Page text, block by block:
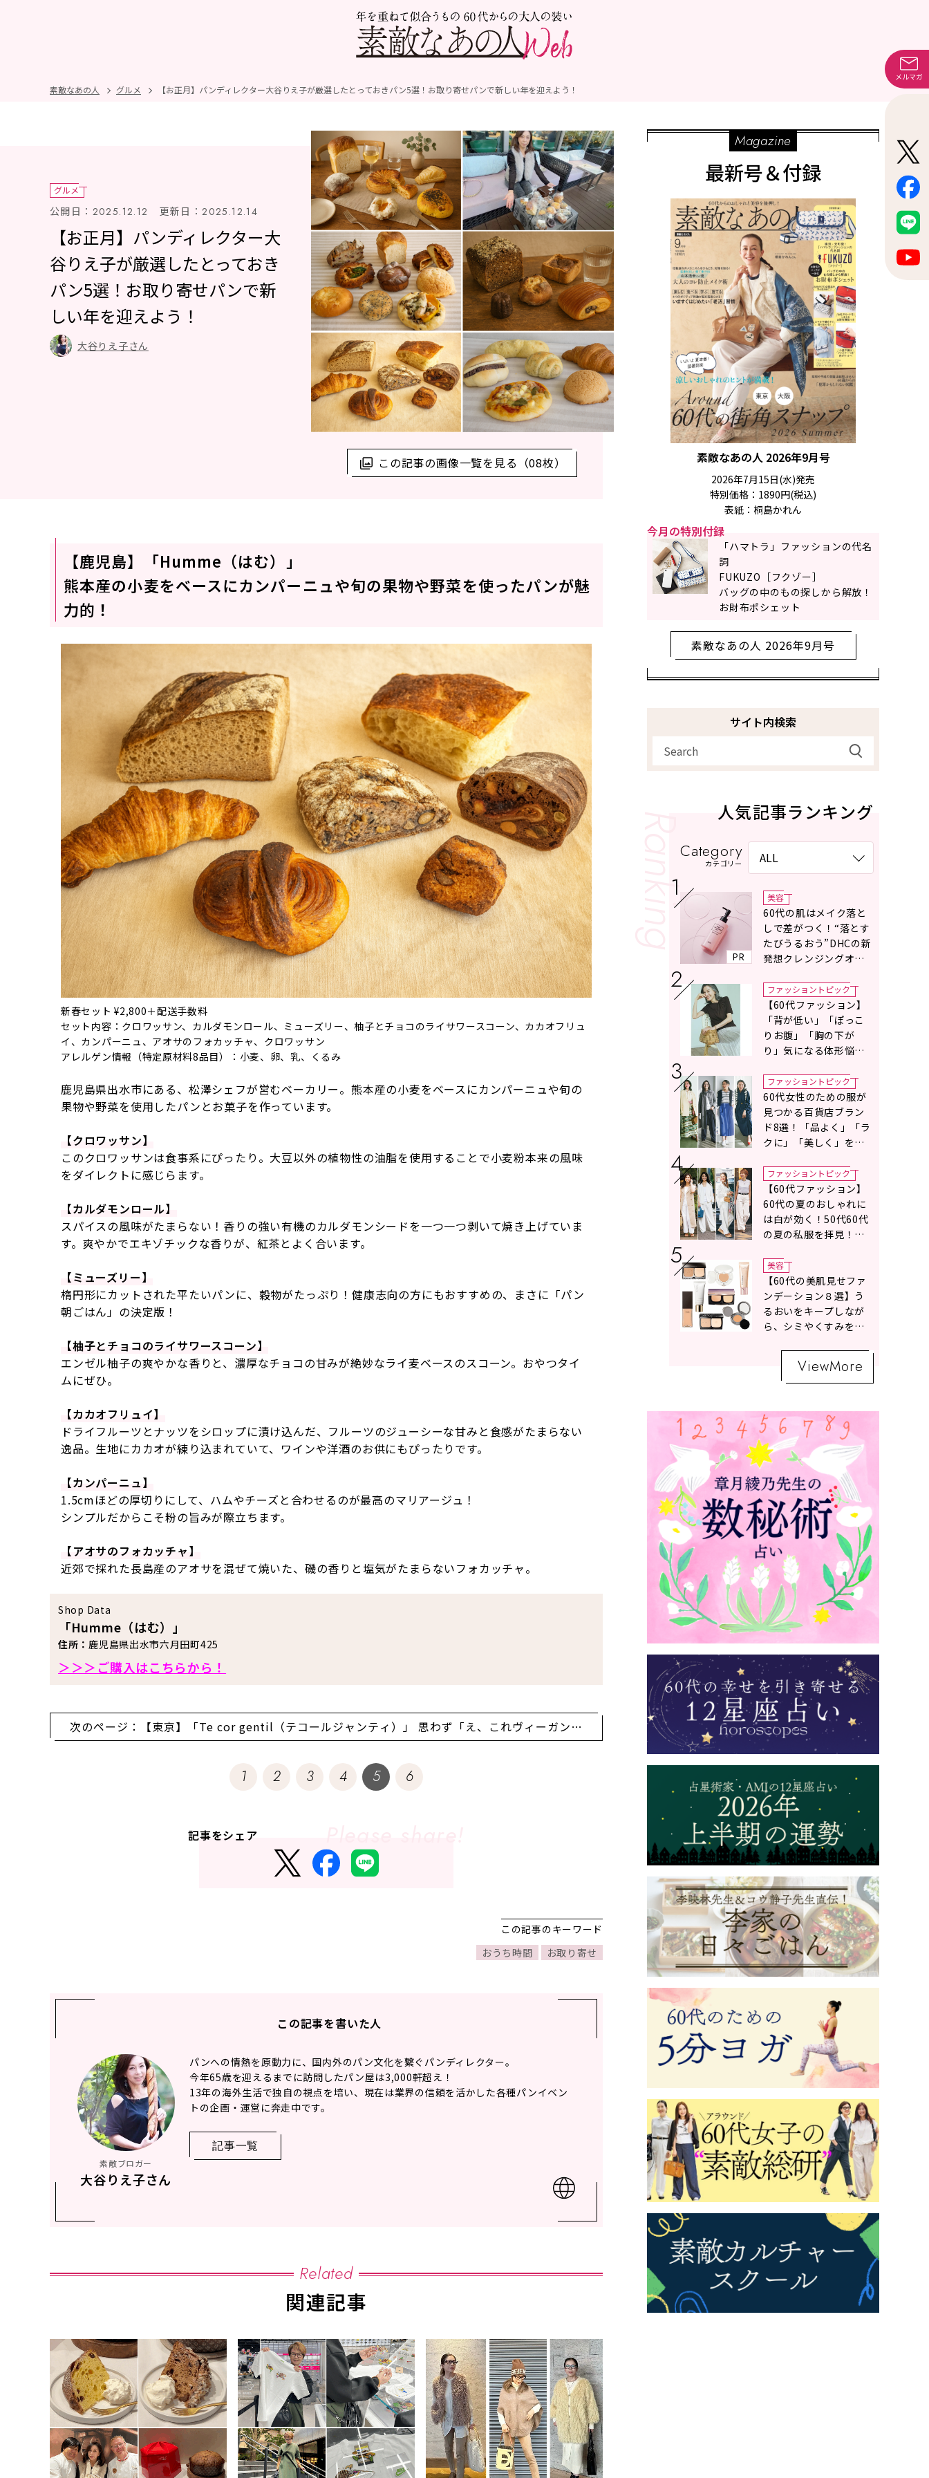
素敵なあの人 グルメ 【お正月】パンディレクター大谷りえ子が厳選したとっておきパン5選！お取り寄せパンで新しい年を迎えよう！
この記事の画像一覧を見る（08枚）
グルメ
公開日： 2025.12.12 更新日：2025.12.14
【お正月】パンディレクター大
谷りえ子が厳選したとっておき
パン5選！お取り寄せパンで新
しい年を迎えよう！
大谷りえ子さん
【鹿児島】「Humme（はむ）」
熊本産の小麦をベースにカンパーニュや旬の果物や野菜を使ったパンが魅
力的！
新春セット ¥2,800＋配送手数料
セット内容：クロワッサン、カルダモンロール、ミューズリー、柚子とチョコのライサワースコーン、カカオフリュ
イ、カンパーニュ、アオサのフォカッチャ、クロワッサン
アレルゲン情報（特定原材料8品目）：小麦、卵、乳、くるみ
鹿児島県出水市にある、松澤シェフが営むベーカリー。熊本産の小麦をベースにカンパーニュや旬の
果物や野菜を使用したパンとお菓子を作っています。
【クロワッサン】
このクロワッサンは食事系にぴったり。大豆以外の植物性の油脂を使用することで小麦粉本来の風味
をダイレクトに感じらます。
【カルダモンロール】
スパイスの風味がたまらない！香りの強い有機のカルダモンシードを一つ一つ剥いて焼き上げていま
す。爽やかでエキゾチックな香りが、紅茶とよく合います。
【ミューズリー】
楕円形にカットされた平たいパンに、穀物がたっぷり！健康志向の方にもおすすめの、まさに「パン
朝ごはん」の決定版！
【柚子とチョコのライサワースコーン】
エンゼル柚子の爽やかな香りと、濃厚なチョコの甘みが絶妙なライ麦ベースのスコーン。おやつタイ
ムにぜひ。
【カカオフリュイ】
ドライフルーツとナッツをシロップに漬け込んだ、フルーツのジューシーな甘みと食感がたまらない
逸品。生地にカカオが練り込まれていて、ワインや洋酒のお供にもぴったりです。
【カンパーニュ】
1.5cmほどの厚切りにして、ハムやチーズと合わせるのが最高のマリアージュ！
シンプルだからこそ粉の旨みが際立ちます。
【アオサのフォカッチャ】
近郊で採れた長島産のアオサを混ぜて焼いた、磯の香りと塩気がたまらないフォカッチャ。
Shop Data
「Humme（はむ）」
住所：鹿児島県出水市六月田町425
＞＞＞ご購入はこちらから！
次のページ：【東京】「Te cor gentil（テコールジャンティ）」 思わず「え、これヴィーガンな
の!?」と声があがるパンはここでしか食べられない！
1 2 3 4 5 6
記事をシェア
この記事のキーワード
おうち時間
お取り寄せ
この記事を書いた人
素敵ブロガー
大谷りえ子さん
パンへの情熱を原動力に、国内外のパン文化を繋ぐパンディレクター。
今年65歳を迎えるまでに訪問したパン屋は3,000軒超え！
13年の海外生活で独自の視点を培い、現在は業界の信頼を活かした各種パンイベン
トの企画・運営に奔走中です。
記事一覧
Related
関連記事
Magazine
最新号＆付録
素敵なあの人 2026年9月号
2026年7月15日(水)発売
特別価格：1890円(税込)
表紙：桐島かれん
今月の特別付録
「ハマトラ」ファッションの代名
詞
FUKUZO［フクゾー］
バッグの中のもの探しから解放！
お財布ポシェット
素敵なあの人 2026年9月号
サイト内検索
人気記事ランキング
Category
カテゴリー
PR
美容
60代の肌はメイク落と
しで差がつく！“落とす
たびうるおう”DHCの新
発想クレンジングオイ
ファッショントピック
【60代ファッション】
「背が低い」「ぽっこ
りお腹」「胸の下が
り」気になる体形悩み
の選び方〉をスタイリ
スト地曳いく子さんが
アドバイス！
ファッショントピック
60代女性のための服が
見つかる百貨店ブラン
ド8選！「品よく」「ラ
クに」「美しく」を叶
ファッショントピック
【60代ファッション】
60代の夏のおしゃれに
は白が効く！50代60代
の夏の私服を拝見！白
の魔術】
美容
【60代の美肌見せファ
ンデーション８選】う
るおいをキープしなが
ら、シミやくすみをナ
ViewMore
メルマガ